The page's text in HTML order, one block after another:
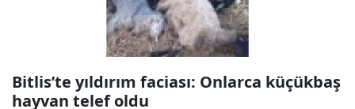
Bitlis’te yıldırım faciası: Onlarca küçükbaş
hayvan telef oldu